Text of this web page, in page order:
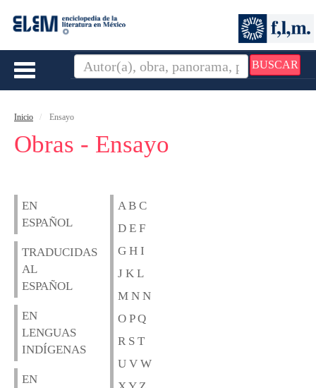
BUSCAR
Toggle
Inicio Ensayo
Obras - Ensayo
EN
ESPAÑOL
TRADUCIDAS
AL
ESPAÑOL
EN
LENGUAS
INDÍGENAS
EN
A B C
D E F
G H I
J K L
M N N
O P Q
R S T
U V W